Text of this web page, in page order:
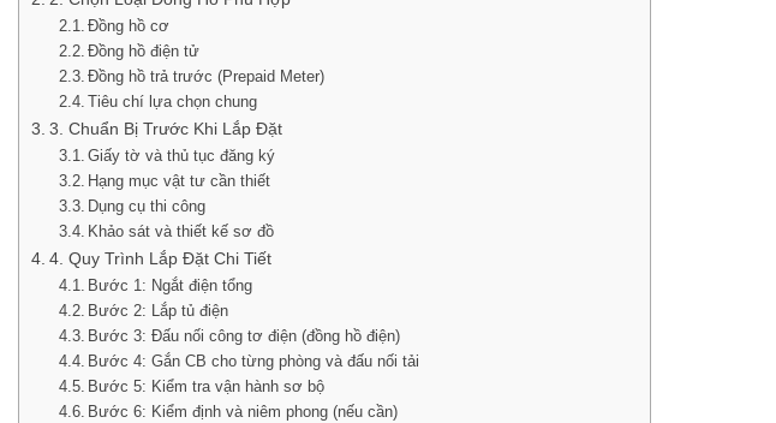
Đồng hồ cơ
Đồng hồ điện tử
Đồng hồ trả trước (Prepaid Meter)
Tiêu chí lựa chọn chung
3. Chuẩn Bị Trước Khi Lắp Đặt
Giấy tờ và thủ tục đăng ký
Hạng mục vật tư cần thiết
Dụng cụ thi công
Khảo sát và thiết kế sơ đồ
4. Quy Trình Lắp Đặt Chi Tiết
Bước 1: Ngắt điện tổng
Bước 2: Lắp tủ điện
Bước 3: Đấu nối công tơ điện (đồng hồ điện)
Bước 4: Gắn CB cho từng phòng và đấu nối tải
Bước 5: Kiểm tra vận hành sơ bộ
Bước 6: Kiểm định và niêm phong (nếu cần)